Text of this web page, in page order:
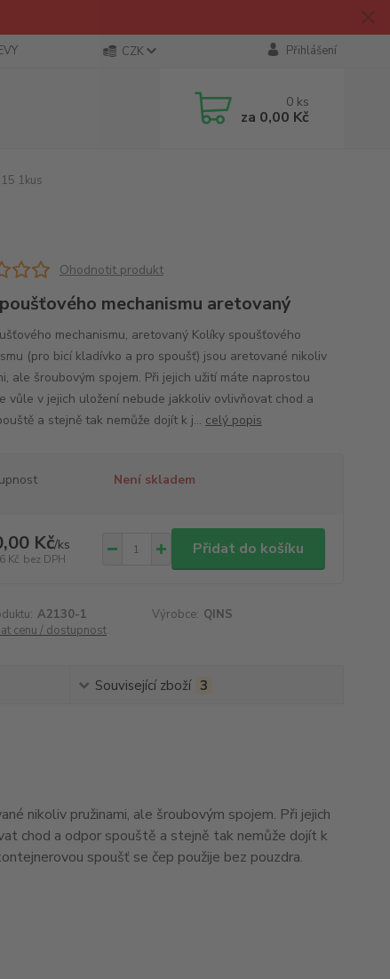
CZK Přihlášení
0 ks
za 0,00 Kč
1kus
Ohodnotit produkt
mechanismu aretovaný
mechanismu, aretovaný Kolíky spoušťového
(pro bicí kladívko a pro spoušť) jsou aretované nikoliv
ale šroubovým spojem. Při jejich užití máte naprostou
vůle v jejich uložení nebude jakkoliv ovlivňovat chod a
a stejně tak nemůže dojít k j... celý popis
Není skladem
Kč/ks
Kč bez DPH
Přidat do košíku
A2130-1 Výrobce: QINS
cenu / dostupnost
Související zboží 3
nikoliv pružinami, ale šroubovým spojem. Při jejich
chod a odpor spouště a stejně tak nemůže dojít k
spoušť se čep použije bez pouzdra.